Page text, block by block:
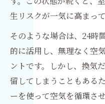
生リスクが一気に高まって
そのような場合は、24時
的に活用し、無理なく空
ントです。しかし、換気
留してしまうこともある
ーを使って空気を循環さ